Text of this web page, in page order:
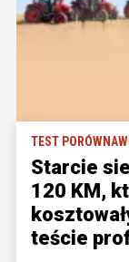
TEST
Starcie
120 KM,
teście